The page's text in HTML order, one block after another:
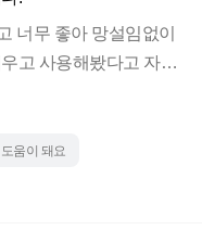
않고 정말 영어를 내
아요!! 뉘앙스 영어 수
전에 들리지 않던 내용
출하는 시간을 스스
안 들었다면 여전히 제
너무 좋아 망설임없이
고 사용해봤다고 자부
움이 돼요